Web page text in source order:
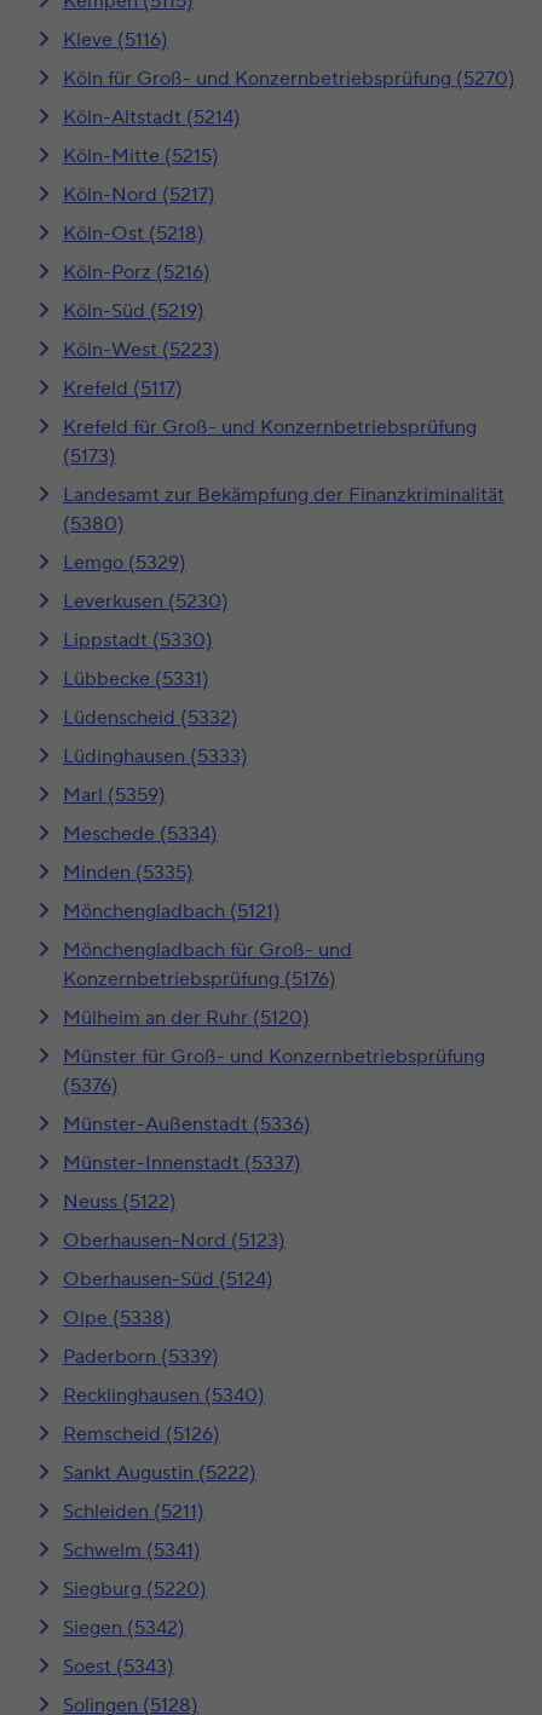
Kleve (5116)
Köln für Groß- und Konzernbetriebsprüfung (5270)
Köln-Altstadt (5214)
Köln-Mitte (5215)
Köln-Nord (5217)
Köln-Ost (5218)
Köln-Porz (5216)
Köln-Süd (5219)
Köln-West (5223)
Krefeld (5117)
Krefeld für Groß- und Konzernbetriebsprüfung
(5173)
Landesamt zur Bekämpfung der Finanzkriminalität
(5380)
Lemgo (5329)
Leverkusen (5230)
Lippstadt (5330)
Lübbecke (5331)
Lüdenscheid (5332)
Lüdinghausen (5333)
Marl (5359)
Meschede (5334)
Minden (5335)
Mönchengladbach (5121)
Mönchengladbach für Groß- und
Konzernbetriebsprüfung (5176)
Mülheim an der Ruhr (5120)
Münster für Groß- und Konzernbetriebsprüfung
(5376)
Münster-Außenstadt (5336)
Münster-Innenstadt (5337)
Neuss (5122)
Oberhausen-Nord (5123)
Oberhausen-Süd (5124)
Olpe (5338)
Paderborn (5339)
Recklinghausen (5340)
Remscheid (5126)
Sankt Augustin (5222)
Schleiden (5211)
Schwelm (5341)
Siegburg (5220)
Siegen (5342)
Soest (5343)
Solingen (5128)